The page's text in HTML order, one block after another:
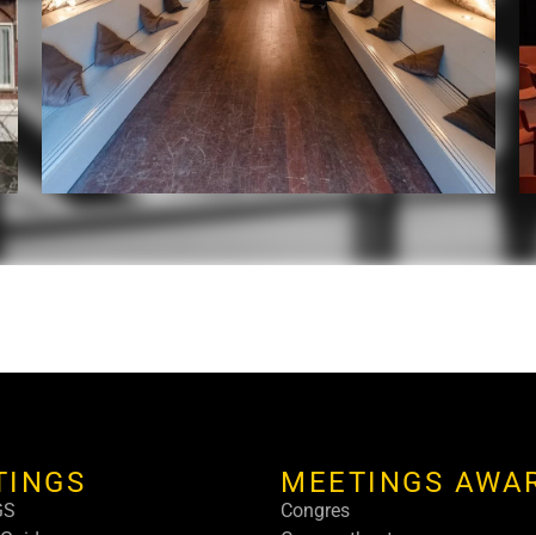
MEETINGS
Congres